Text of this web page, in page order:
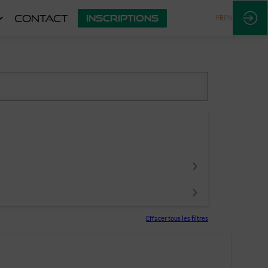
CONTACT INSCRIPTIONS FR
Effacer tous les filtres